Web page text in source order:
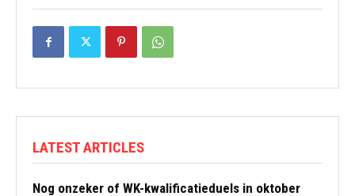
LATEST ARTICLES
Nog onzeker of WK-kwalificatieduels in oktober